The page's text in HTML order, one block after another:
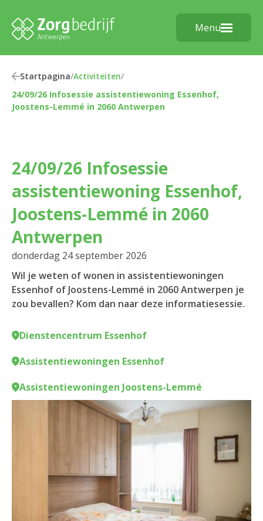
Menu
Startpagina/Activiteiten/
24/09/26 Infosessie assistentiewoning Essenhof,
Joostens-Lemmé in 2060 Antwerpen
24/09/26 Infosessie
assistentiewoning Essenhof,
Joostens-Lemmé in 2060
Antwerpen
donderdag 24 september 2026
Wil je weten of wonen in assistentiewoningen
Essenhof of Joostens-Lemmé in 2060 Antwerpen je
zou bevallen? Kom dan naar deze informatiesessie.
Dienstencentrum Essenhof
Assistentiewoningen Essenhof
Assistentiewoningen Joostens-Lemmé